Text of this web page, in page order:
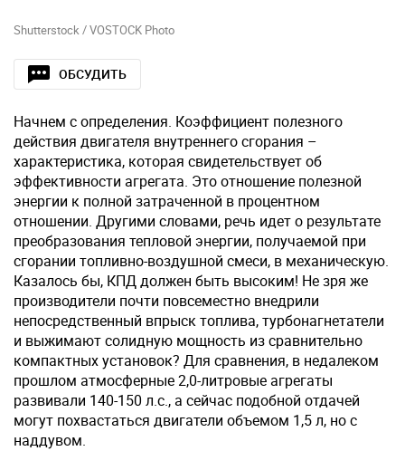
Shutterstock / VOSTOCK Photo
ОБСУДИТЬ
Начнем с определения. Коэффициент полезного
действия двигателя внутреннего сгорания –
характеристика, которая свидетельствует об
эффективности агрегата. Это отношение полезной
энергии к полной затраченной в процентном
отношении. Другими словами, речь идет о результате
преобразования тепловой энергии, получаемой при
сгорании топливно-воздушной смеси, в механическую.
Казалось бы, КПД должен быть высоким! Не зря же
производители почти повсеместно внедрили
непосредственный впрыск топлива, турбонагнетатели
и выжимают солидную мощность из сравнительно
компактных установок? Для сравнения, в недалеком
прошлом атмосферные 2,0-литровые агрегаты
развивали 140-150 л.с., а сейчас подобной отдачей
могут похвастаться двигатели объемом 1,5 л, но с
наддувом.